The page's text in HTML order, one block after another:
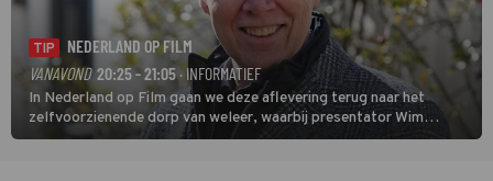
TIP
NEDERLAND OP FILM
VANAVOND 20:25 - 21:05· INFORMATIEF
In Nederland op Film gaan we deze aflevering terug naar het
zelfvoorzienende dorp van weleer, waarbij presentator Wim
Daniëls de kijkers meeneemt op reis door de tijd aan de hand van